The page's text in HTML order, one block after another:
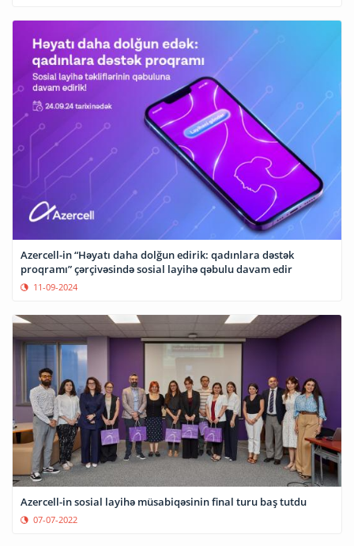
Azercell-in “Həyatı daha dolğun edirik: qadınlara dəstək
proqramı” çərçivəsində sosial layihə qəbulu davam edir
11-09-2024
Azercell-in sosial layihə müsabiqəsinin final turu baş tutdu
07-07-2022